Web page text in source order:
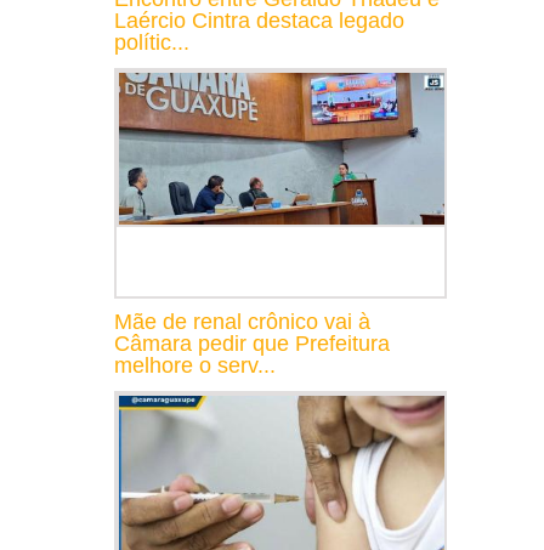
Laércio Cintra destaca legado
polític...
Mãe de renal crônico vai à
Câmara pedir que Prefeitura
melhore o serv...